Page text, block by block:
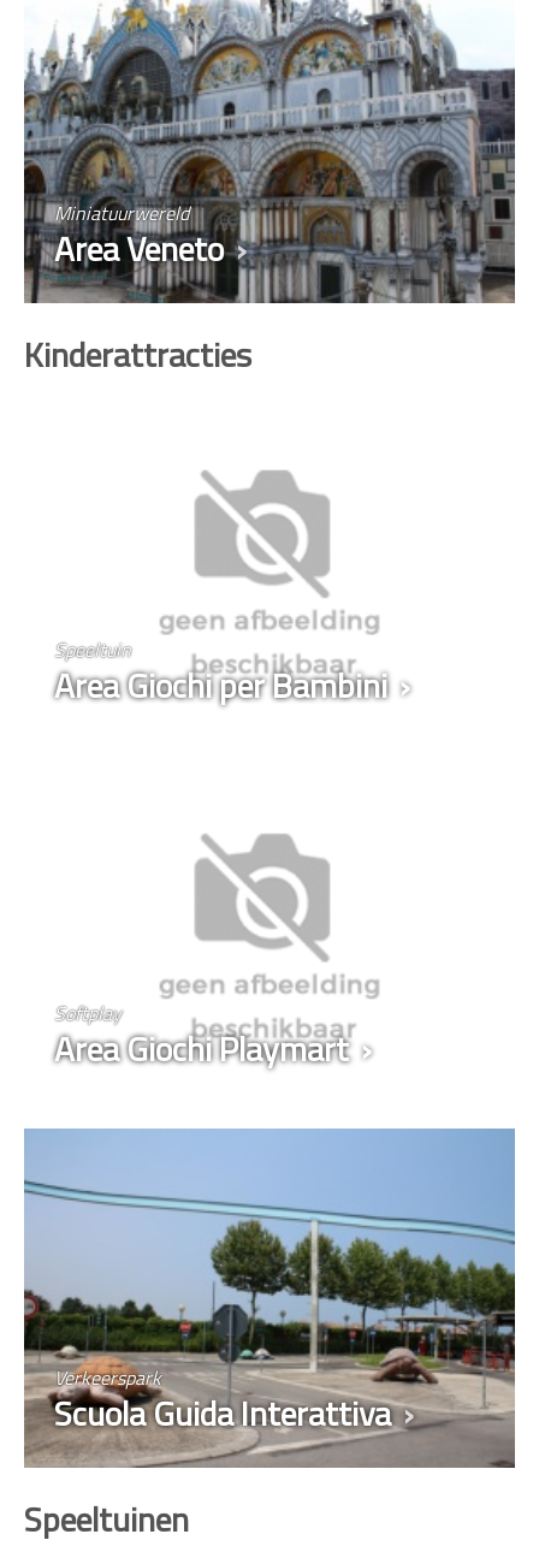
Miniatuurwereld
Area Veneto
Kinderattracties
Speeltuin
Area Giochi per Bambini
Softplay
Area Giochi Playmart
Verkeerspark
Scuola Guida Interattiva
Speeltuinen